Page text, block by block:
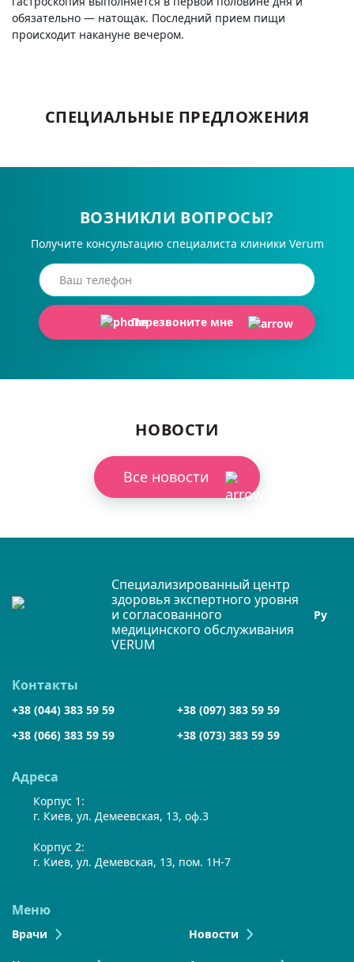
обязательно — натощак. Последний прием пищи
происходит накануне вечером.
СПЕЦИАЛЬНЫЕ ПРЕДЛОЖЕНИЯ
ВОЗНИКЛИ ВОПРОСЫ?
Получите консультацию специалиста клиники Verum
Перезвоните мне
НОВОСТИ
Все новости
Специализированный центр
здоровья экспертного уровня
и согласованного
медицинского обслуживания
VERUM
Ру
Адреса
Корпус 1:
г. Киев, ул. Демеевская, 13, оф.3
Корпус 2:
г. Киев, ул. Демевская, 13, пом. 1Н-7
Меню
Врачи Новости
Контакты
+38 (044) 383 59 59
+38 (097) 383 59 59
+38 (066) 383 59 59
+38 (073) 383 59 59